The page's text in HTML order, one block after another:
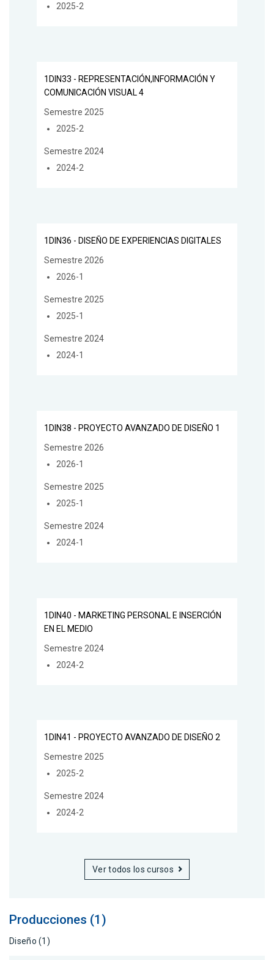
2025-2
1DIN33 - REPRESENTACIÓN,INFORMACIÓN Y
COMUNICACIÓN VISUAL 4
Semestre 2025
2025-2
Semestre 2024
2024-2
1DIN36 - DISEÑO DE EXPERIENCIAS DIGITALES
Semestre 2026
2026-1
Semestre 2025
2025-1
Semestre 2024
2024-1
1DIN38 - PROYECTO AVANZADO DE DISEÑO 1
Semestre 2026
2026-1
Semestre 2025
2025-1
Semestre 2024
2024-1
1DIN40 - MARKETING PERSONAL E INSERCIÓN
EN EL MEDIO
Semestre 2024
2024-2
1DIN41 - PROYECTO AVANZADO DE DISEÑO 2
Semestre 2025
2025-2
Semestre 2024
2024-2
Ver todos los cursos
Producciones (1)
Diseño (1)